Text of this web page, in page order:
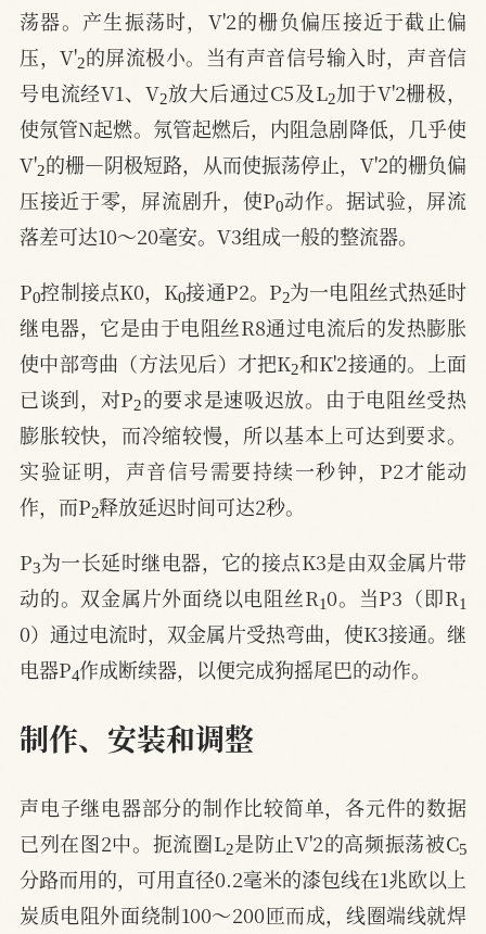
荡器。产生振荡时，V'2的栅负偏压接近于截止偏
压，V'2的屏流极小。当有声音信号输入时，声音信
号电流经V1、V2放大后通过C5及L2加于V'2栅极，
使氖管N起燃。氖管起燃后，内阻急剧降低，几乎使
V'2的栅—阴极短路，从而使振荡停止，V'2的栅负偏
压接近于零，屏流剧升，使P0动作。据试验，屏流
落差可达10～20毫安。V3组成一般的整流器。
P 0
控制接点K0，K 0
接通P2。P 为一电阻丝式热延时
继电器，它是由于电阻丝R8通过电流后的发热膨胀
使中部弯曲（方法见后）才把K2和K'2接通的。上面
已谈到，对P2的要求是速吸迟放。由于电阻丝受热
膨胀较快，而冷缩较慢，所以基本上可达到要求。
实验证明，声音信号需要持续一秒钟，P2才能动
作，而P2释放延迟时间可达2秒。
P 为一长延时继电器，它的接点K3是由双金属片带
动的。双金属片外面绕以电阻丝R10。当P3（即R1
0）通过电流时，双金属片受热弯曲，使K3接通。继
电器P4作成断续器，以便完成狗摇尾巴的动作。
制作、安装和调整
声电子继电器部分的制作比较简单，各元件的数据
已列在图2中。扼流圈L2是防止V'2的高频振荡被C5
分路而用的，可用直径0.2毫米的漆包线在1兆欧以上
炭质电阻外面绕制100～200匝而成，线圈端线就焊